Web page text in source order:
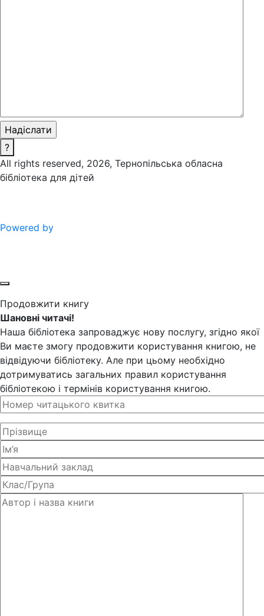
?
All rights reserved, 2026, Тернопільська обласна
бібліотека для дітей
Powered by
Продовжити книгу
Шановні читачі!
Наша бібліотека запроваджує нову послугу, згідно якої
Ви маєте змогу продовжити користування книгою, не
відвідуючи бібліотеку. Але при цьому необхідно
дотримуватись загальних правил користування
бібліотекою і термінів користування книгою.